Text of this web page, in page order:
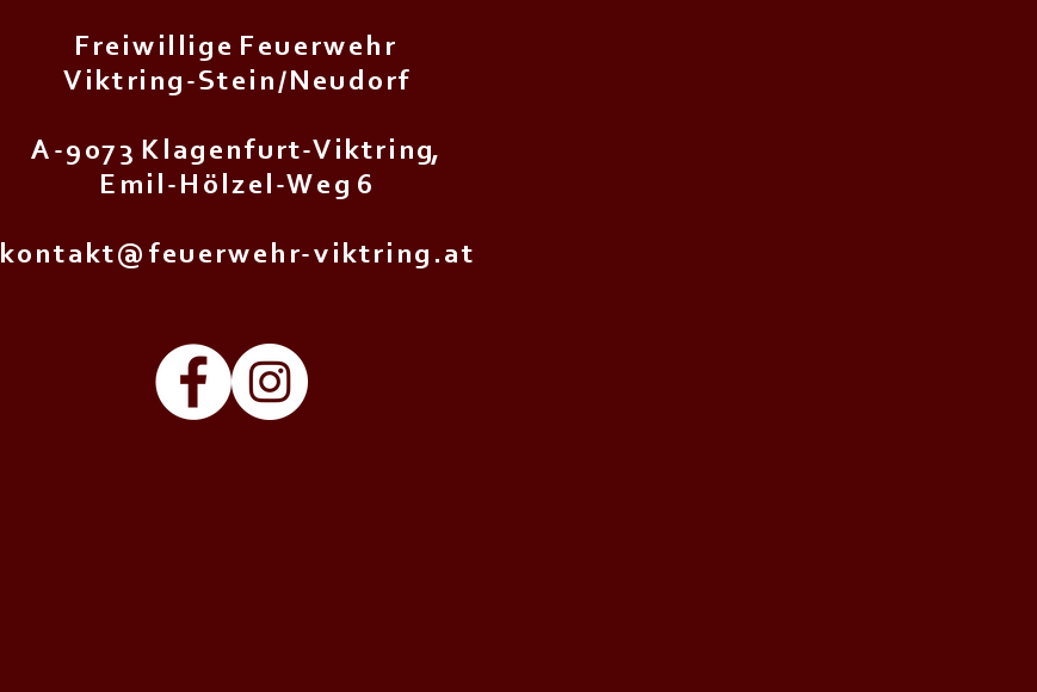
F r e i w i l l i g e F e u e r w e h r
V i k t r i n g - S t e i n / N e u d o r f
A - 9 0 7 3 K l a g e n f u r t - V i k t r i n g,
E m i l - H ö l z e l - W e g 6
k o n t a k t @ f e u e r w e h r - v i k t r i n g . a t